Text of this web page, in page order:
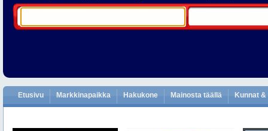
Etusivu Markkinapaikka Hakukone Mainosta täällä Kunnat